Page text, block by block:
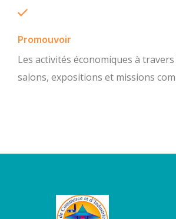
Promouvoir
Les activités économiques à
salons, expositions et missions